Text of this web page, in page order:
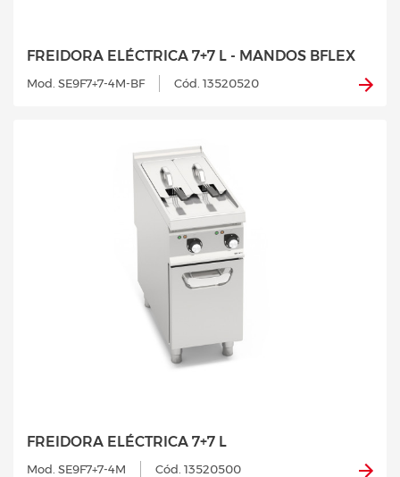
FREIDORA ELÉCTRICA 7+7 L - MANDOS BFLEX
Mod. SE9F7+7-4M-BF Cód. 13520520
FREIDORA ELÉCTRICA 7+7 L
Mod. SE9F7+7-4M Cód. 13520500